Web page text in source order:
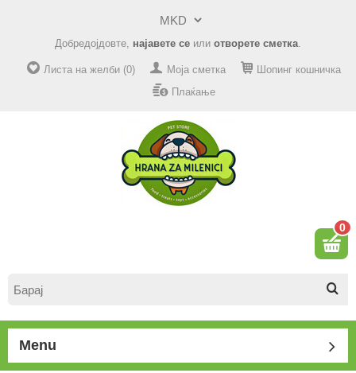
Добредојдовте, најавете се или отворете сметка.
Листа на желби (0) Моја сметка
Шопинг кошничка
Плаќање
0
Menu